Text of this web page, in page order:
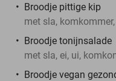
Broodje pittige kip
met sla,
Broodje tonijnsalade
met sla, ei, ui,
Broodje vegan